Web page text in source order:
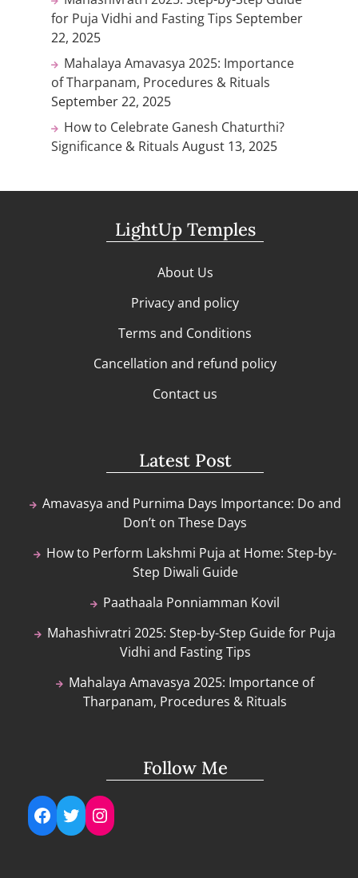
for Puja Vidhi and Fasting Tips September
22, 2025
Mahalaya Amavasya 2025: Importance
of Tharpanam, Procedures & Rituals
September 22, 2025
How to Celebrate Ganesh Chaturthi?
Significance & Rituals August 13, 2025
LightUp Temples
About Us
Privacy and policy
Terms and Conditions
Cancellation and refund policy
Contact us
Latest Post
Amavasya and Purnima Days Importance: Do and
Don’t on These Days
How to Perform Lakshmi Puja at Home: Step-by-
Step Diwali Guide
Paathaala Ponniamman Kovil
Mahashivratri 2025: Step-by-Step Guide for Puja
Vidhi and Fasting Tips
Mahalaya Amavasya 2025: Importance of
Tharpanam, Procedures & Rituals
Follow Me
Facebook
TwitterInstagram